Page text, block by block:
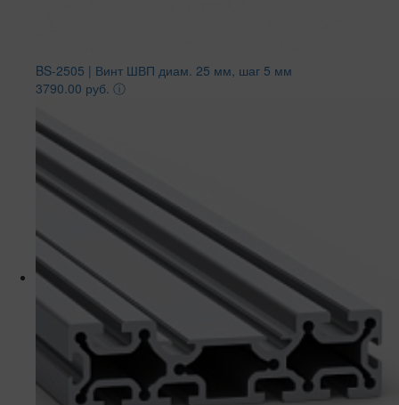
BS-2505 | Винт ШВП диам. 25 мм, шаг 5 мм
3790.00 руб. ⓘ